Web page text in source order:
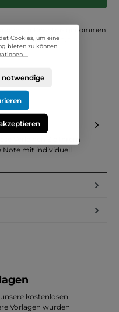
zur Kenntnis genommen
Verleihen Sie Ihrem
Note mit individuell
kostenlosen
Vorlagen wurden
Cookies, um eine
bieten zu können.
...
notwendige